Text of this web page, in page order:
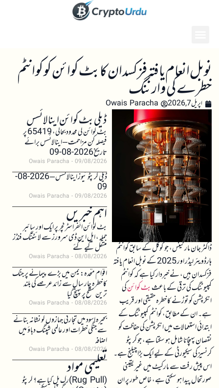
نوبل انعام یافتہ فزکسدان کا بٹ کوائن کو کوانٹم
خطرے کی وارننگ
اپریل 7, 2026 Owais Paracha
ڈاکٹر جان مارٹینس، جو گوگل کے سابق کوانٹم
ہارڈویئر لیڈر اور 2025 کے نوبل انعام یافتہ
فزکسدان ہیں، نے خبردار کیا ہے کہ کوانٹم
کمپیوٹنگ کی ترقی کے باعثبٹ کوائنکی
انکرپشن کو توڑنے کا خطرہ حقیقی اور قریب
ہے۔ ان کے مطابق، کوانٹم کمپیوٹنگ کے
ابتدائی استعمالات میں انکرپشن کی حفاظت کو
نقصان پہنچانا شامل ہو سکتا ہے، جو کرپٹو
کرنسیز کی سیکیورٹی کے لیے ایک بڑا چیلنج ہے۔
اس پیش رفت سے مارکیٹ میں غیر یقینی
صورتحال پیدا ہو سکتی ہے، خاص طور پر ان
ڈیلی بٹ کوائن اینالائسس
بٹ کوائن کی محدود بحالی، 65419 پر
فیصلہ کن مزاحمت – اینالائسس برائے
تاریخ 2026-08-09
Owais Paracha 09/08/2026
ڈیلی کرپٹو نیوز اینالائسس – 2026-08-
09
Owais Paracha 09/08/2026
اہم خبریں
بٹ کوائن انفراسٹرکچر پر ایک اور سائبر
حملہ، ایل این ڈی سرورز سے لائٹننگ فنڈز
منتقل کیے گئے
Owais Paracha 08/08/2026
اقوام متحدہ: یمن میں بڑے پیمانے پر جنگ
کا خطرہ چار سال سے زائد عرصے کی بلند
ترین سطح پر پہنچ گیا
Owais Paracha 08/08/2026
بحیرہ اسود میں تجارتی جہازوں کو نشانہ بنانے
سے جنگی خطرات اور عالمی شپنگ دباؤ میں
اضافہ
Owais Paracha 08/08/2026
تعلیمی مواد(Rug Pull)رگ پل کیا ہے؟ کرپٹو